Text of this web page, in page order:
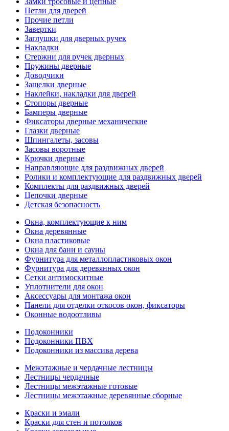
Петли для дверей
Прочие петли
Завертки
Заглушки для дверных ручек
Накладки
Стержни для ручек дверных
Пружины дверные
Доводчики
Защелки дверные
Наклейки, накладки для дверей
Стопоры дверные
Бамперы дверные
Фиксаторы дверные механические
Глазки дверные
Шпингалеты, засовы
Засовы воротные
Крючки дверные
Направляющие для раздвижных дверей
Ролики и комплектующие для раздвижных дверей
Комплекты для раздвижных дверей
Цепочки дверные
Детская безопасность
Окна, комплектующие к ним
Окна деревянные
Окна пластиковые
Окна для бани и сауны
Фурнитура для металлопластиковых окон
Фурнитура для деревянных окон
Сетки антимоскитные
Уплотнители для окон
Аксессуары для монтажа окон
Панели для отделки откосов окон, фиксаторы
Оконные водоотливы
Подоконники
Подоконники ПВХ
Подоконники из массива дерева
Межэтажные и чердачные лестницы
Лестницы чердачные
Лестницы межэтажные готовые
Лестницы межэтажные деревянные сборные
Краски и эмали
Краски для стен и потолков